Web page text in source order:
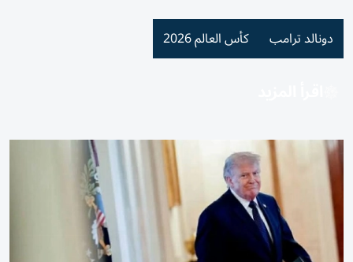
دونالد ترامب كأس العالم 2026